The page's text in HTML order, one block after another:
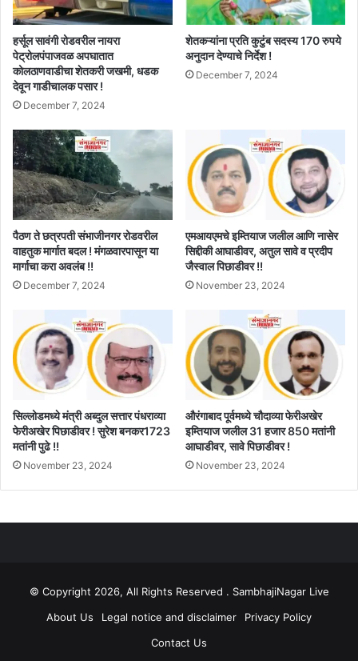
हर्सूल सावंगी रोडवरील नायरा
पेट्रोलपंपाजवळ अपघातात
कोलठाणवाडीचा शेतकरी जखमी, धडक
देवून गाडीचालक पसार !
December 7, 2024
शेतकऱ्यांना प्रति कुटुंब सदस्य 170 रुपये
अनुदान देण्याचे निर्देश !
December 7, 2024
पैठण ते छत्रपती संभाजीनगर रोडवरील
वाहतुक मार्गात बदल ! मंगळवारपासून या
मार्गाचा करा अवलंब !!
December 7, 2024
एमआयएमचे इम्तियाज जलील आणि नासेर
सिद्दीकी आघाडीवर, अतुल सावे व प्रदीप
जैस्वाल पिछाडीवर !!
November 23, 2024
सिल्लोडमध्ये मंत्री अब्दुल सत्तार पंधराव्या
फेरीअखेर पिछाडीवर ! सुरेश बनकर1723
मतांनी पुढे !!
November 23, 2024
औरंगाबाद पूर्वमध्ये चौदाव्या फेरीअखेर
इम्तियाज जलील 31 हजार 850 मतांनी
आघाडीवर, सावे पिछाडीवर !
November 23, 2024
© Copyright 2026, All Rights Reserved . SambhajiNagar Live
About Us
Legal notice and disclaimer
Privacy Policy
Contact Us